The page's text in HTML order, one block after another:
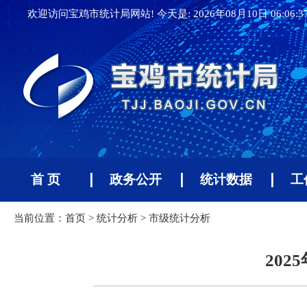
欢迎访问宝鸡市统计局网站! 今天是:2026年08月10日
首 页 政务公开 统计数据 工
当前位置： 首页 > 统计分析 > 市级统计分析